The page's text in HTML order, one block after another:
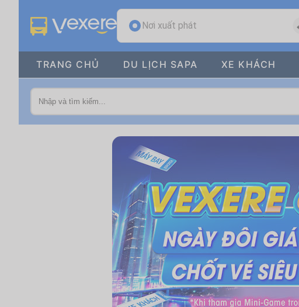
Nơi xuất phát
TRANG CHỦ DU LỊCH SAPA XE KHÁCH